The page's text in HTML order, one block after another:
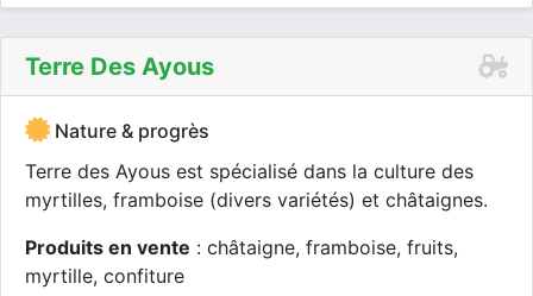
Terre Des Ayous
Nature & progrès
Terre des Ayous est spécialisé dans la culture des
myrtilles, framboise (divers variétés) et châtaignes.
Produits en vente : châtaigne, framboise, fruits,
myrtille, confiture